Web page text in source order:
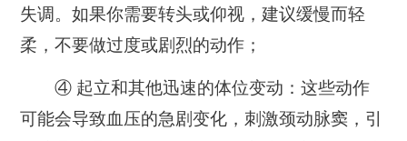
失调。如果你需要转头或仰视，建议缓慢而轻
柔，不要做过度或剧烈的动作；
④ 起立和其他迅速的体位变动：这些动作
可能会导致血压的急剧变化，刺激颈动脉窦，引